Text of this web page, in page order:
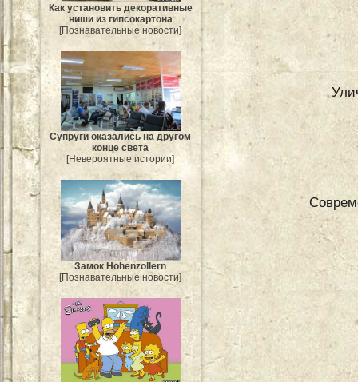
Как установить декоративные
ниши из гипсокартона
[Познавательные новости]
Супруги оказались на другом
конце света
[Невероятные истории]
Замок Hohenzollern
[Познавательные новости]